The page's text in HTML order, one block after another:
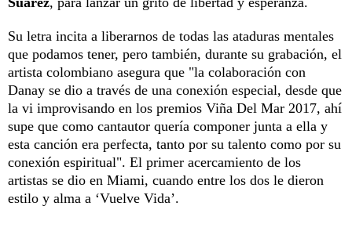
Su letra incita a liberarnos de todas las ataduras mentales
que podamos tener, pero también, durante su grabación, el
artista colombiano asegura que "la colaboración con
Danay se dio a través de una conexión especial, desde que
la vi improvisando en los premios Viña Del Mar 2017, ahí
supe que como cantautor quería componer junta a ella y
esta canción era perfecta, tanto por su talento como por su
conexión espiritual". El primer acercamiento de los
artistas se dio en Miami, cuando entre los dos le dieron
estilo y alma a ‘Vuelve Vida’.